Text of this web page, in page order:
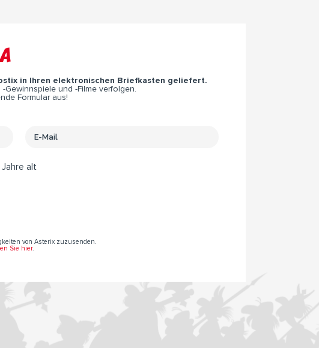
in Ihren elektronischen Briefkasten geliefert.
Gewinnspiele und -Filme verfolgen.
Formular aus!
Jahre alt
von Asterix zuzusenden.
Sie hier.